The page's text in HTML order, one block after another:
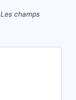
Les champs